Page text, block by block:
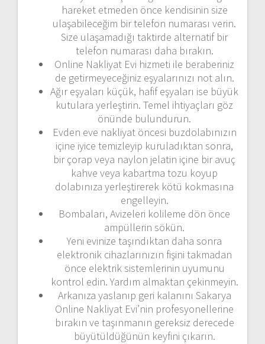
hareket etmeden önce kendisinin size
ulaşabileceğim bir telefon numarası verin.
Size ulaşamadığı taktirde alternatif bir
telefon numarası daha bırakın.
Online Nakliyat Evi hizmeti ile beraberiniz
de getirmeyeceğiniz eşyalarınızı not alın.
Ağır eşyaları küçük, hafif eşyaları ise büyük
kutulara yerleştirin. Temel ihtiyaçları göz
önünde bulundurun.
Evden eve nakliyat öncesi buzdolabınızın
içine iyice temizleyip kuruladıktan sonra,
bir çorap veya naylon jelatin içine bir avuç
kahve veya kabartma tozu koyup
dolabınıza yerleştirerek kötü kokmasına
engelleyin.
Bombaları, Avizeleri kolileme dön önce
ampüllerin sökün.
Yeni evinize taşındıktan daha sonra
elektronik cihazlarınızın fişini takmadan
önce elektrik sistemlerinin uyumunu
kontrol edin. Yardım almaktan çekinmeyin.
Arkanıza yaslanıp geri kalanını Sakarya
Online Nakliyat Evi’nin profesyonellerine
bırakın ve taşınmanın gereksiz derecede
büyütüldüğünün keyfini çıkarın.